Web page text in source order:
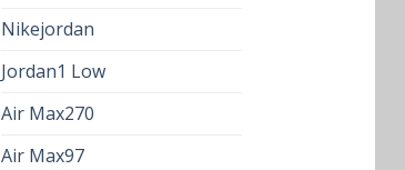
Nikejordan
Jordan1 Low
Air Max270
Air Max97